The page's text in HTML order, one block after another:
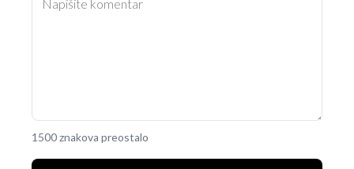
1500 znakova preostalo